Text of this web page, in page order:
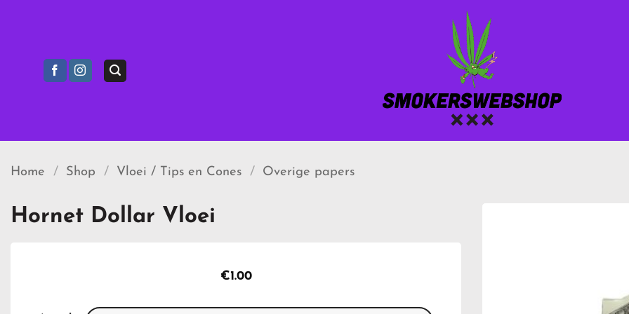
Home / Shop / Vloei / Tips en Cones / Overige papers
Hornet Dollar Vloei
€1.00